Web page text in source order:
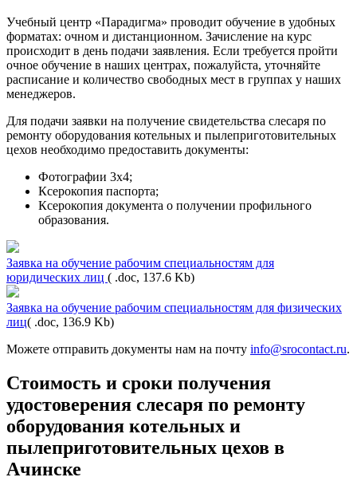
Учебный центр «Парадигма» проводит обучение в удобных
форматах: очном и дистанционном. Зачисление на курс
происходит в день подачи заявления. Если требуется пройти
очное обучение в наших центрах, пожалуйста, уточняйте
расписание и количество свободных мест в группах у наших
менеджеров.
Для подачи заявки на получение свидетельства слесаря по
ремонту оборудования котельных и пылеприготовительных
цехов необходимо предоставить документы:
Фотографии 3х4;
Ксерокопия паспорта;
Ксерокопия документа о получении профильного
образования.
Заявка на обучение рабочим специальностям для
юридических лиц ( .doc, 137.6 Kb)
Заявка на обучение рабочим специальностям для физических
лиц( .doc, 136.9 Kb)
Можете отправить документы нам на почту info@srocontact.ru.
Стоимость и сроки получения
удостоверения слесаря по ремонту
оборудования котельных и
пылеприготовительных цехов в
Ачинске